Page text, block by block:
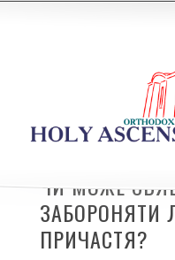
ЧИ МОЖЕ
ЗАБОРОНЯТИ
ПРИЧАСТЯ?